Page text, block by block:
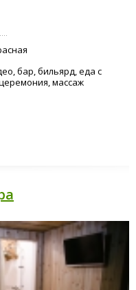
бар, бильярд, еда с
массаж